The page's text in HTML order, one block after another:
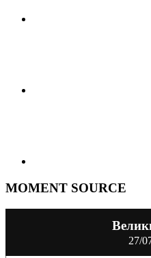
MOMENT SOURCE
27/